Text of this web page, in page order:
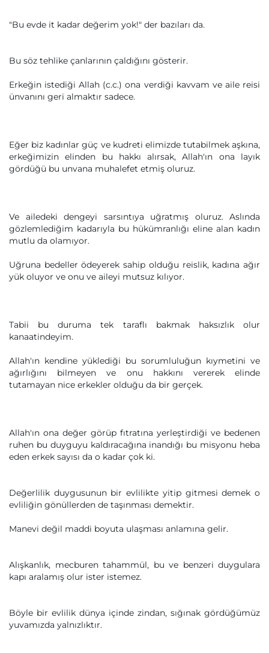
"Bu evde it kadar değerim yok!" der bazıları da.
Bu söz tehlike çanlarının çaldığını gösterir.
Erkeğin istediği Allah (c.c.) ona verdiği kavvam ve aile reisi
ünvanını geri almaktır sadece.
Eğer biz kadınlar güç ve kudreti elimizde tutabilmek aşkına,
erkeğimizin elinden bu hakkı alırsak, Allah'ın ona layık
gördüğü bu unvana muhalefet etmiş oluruz.
Ve ailedeki dengeyi sarsıntıya uğratmış oluruz. Aslında
gözlemlediğim kadarıyla bu hükümranlığı eline alan kadın
mutlu da olamıyor.
Uğruna bedeller ödeyerek sahip olduğu reislik, kadına ağır
yük oluyor ve onu ve aileyi mutsuz kılıyor.
Tabii bu duruma tek taraflı bakmak haksızlık olur
kanaatindeyim.
Allah'ın kendine yüklediği bu sorumluluğun kıymetini ve
ağırlığını bilmeyen ve onu hakkını vererek elinde
tutamayan nice erkekler olduğu da bir gerçek.
Allah'ın ona değer görüp fıtratına yerleştirdiği ve bedenen
ruhen bu duyguyu kaldıracağına inandığı bu misyonu heba
eden erkek sayısı da o kadar çok ki.
Değerlilik duygusunun bir evlilikte yitip gitmesi demek o
evliliğin gönüllerden de taşınması demektir.
Manevi değil maddi boyuta ulaşması anlamına gelir.
Alışkanlık, mecburen tahammül, bu ve benzeri duygulara
kapı aralamış olur ister istemez.
Böyle bir evlilik dünya içinde zindan, sığınak gördüğümüz
yuvamızda yalnızlıktır.